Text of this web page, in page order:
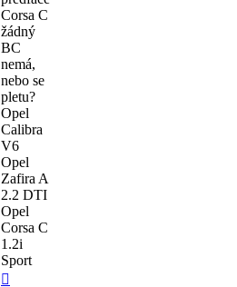
Corsa C
žádný
BC
nemá,
nebo se
pletu?
Opel
Calibra
V6
Opel
Zafira A
2.2 DTI
Opel
Corsa C
1.2i
Sport